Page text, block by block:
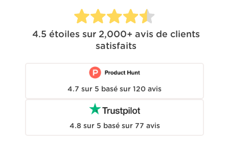
4.5 étoiles sur 2,000+ avis de clients
satisfaits
4.7 sur 5 basé sur 120 avis
4.8 sur 5 basé sur 77 avis